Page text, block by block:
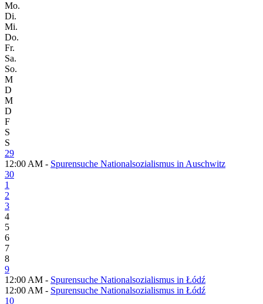
Mo.
Di.
Mi.
Do.
Fr.
Sa.
So.
M
D
M
D
F
S
S
29
12:00 AM - Spurensuche Nationalsozialismus in Auschwitz
30
1
2
3
4
5
6
7
8
9
12:00 AM - Spurensuche Nationalsozialismus in Łódź
12:00 AM - Spurensuche Nationalsozialismus in Łódź
10